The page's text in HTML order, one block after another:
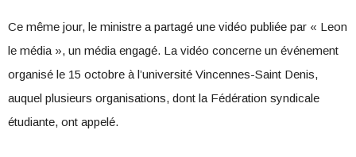
Ce même jour, le ministre a partagé une vidéo publiée par « Leon
le média », un média engagé. La vidéo concerne un événement
organisé le 15 octobre à l’université Vincennes-Saint Denis,
auquel plusieurs organisations, dont la Fédération syndicale
étudiante, ont appelé.